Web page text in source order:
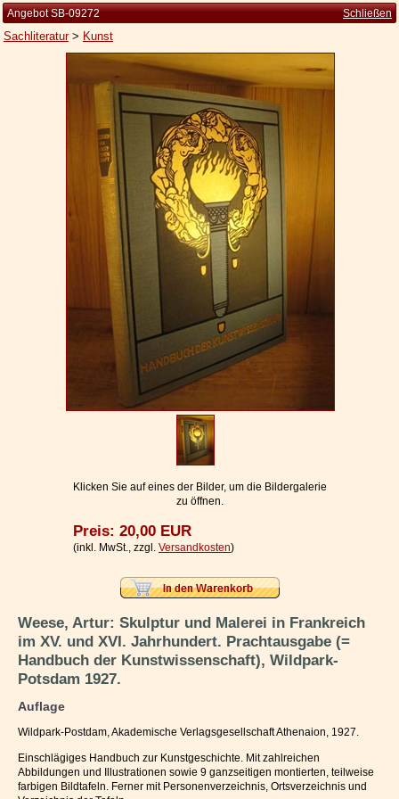
Kleine Kulturgeschichte
Die Brockhaus Auflagen
Die Meyer Auflagen
Widerrufsbelehrung
Ihr Warenkorb
Angebot SB-09272 Schließen
Sachliteratur> Kunst
Klicken Sie auf eines der Bilder, um die Bildergalerie
zu öffnen.
Preis: 20,00 EUR
(inkl. MwSt., zzgl. Versandkosten)
Weese, Artur: Skulptur und Malerei in Frankreich
im XV. und XVI. Jahrhundert. Prachtausgabe (=
Handbuch der Kunstwissenschaft), Wildpark-
Potsdam 1927.
Auflage
Wildpark-Postdam, Akademische Verlagsgesellschaft Athenaion, 1927.
Einschlägiges Handbuch zur Kunstgeschichte. Mit zahlreichen
Abbildungen und Illustrationen sowie 9 ganzseitigen montierten, teilweise
farbigen Bildtafeln. Ferner mit Personenverzeichnis, Ortsverzeichnis und